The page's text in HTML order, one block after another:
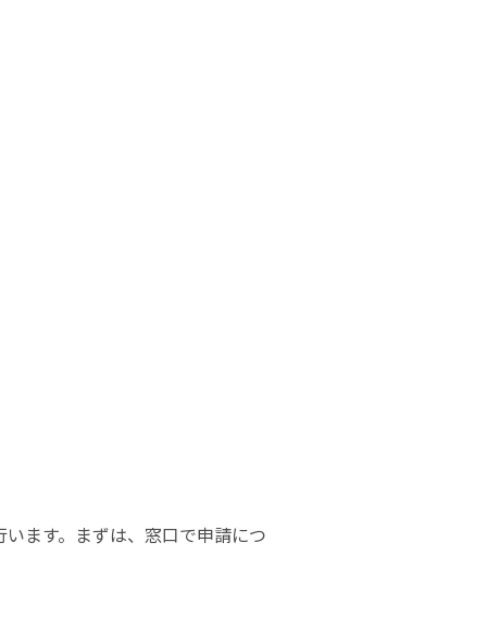
います。まずは、窓口で申請につ